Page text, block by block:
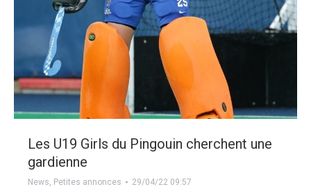
Les U19 Girls du Pingouin cherchent une
gardienne
News, Petites annonces 29/04/22 09:57